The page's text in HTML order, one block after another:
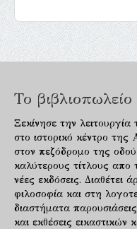
Το
Ξεκίνησε την
στο ιστορικό κέντρο της
στον πεζόδρομο της
καλύτερους τίτλους απο
νέες εκδόσεις. Διαθέτει
φιλοσοφία και στη
διαστήματα
και εκθέσεις εικαστικών